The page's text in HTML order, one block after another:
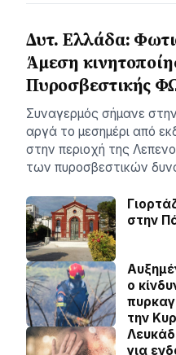
Δυτ. Ελλάδα:
Άμεση
Πυροσβεστικής
Συναγερμός σήμανε
αργά το μεσημέρι από
στην περιοχή της
των πυροσβεστικών
στην
ο
την
για